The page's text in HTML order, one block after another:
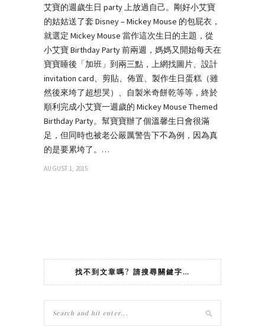
艾寶的週歲生日 party 上放過自己。剛好小艾寶
的姑姑送了套 Disney – Mickey Mouse 的包屁衣，
就選定 Mickey Mouse 當作這次生日的主題，從
小艾寶 Birthday Party 前兩週，媽媽又開始每天在
寶寶睡後「加班」到兩三點，上網找圖片、設計
invitation card、剪貼、佈置、製作生日蛋糕（雖
然後來垮了超想哭）、自製米奇餅乾等等，終於
順利完成小艾寶一週歲的 Mickey Mouse Themed
Birthday Party。幫寶寶辦了個溫馨生日會很滿
足，但同時也被老公嚴厲警告下不為例，因為真
的是要累垮了。…
AUGUST 1, 2015
找不到文章嗎? 請搜尋關鍵字…